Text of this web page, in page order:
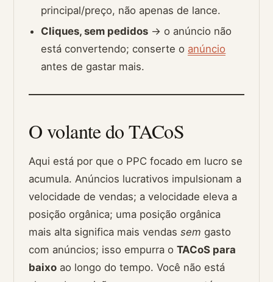
principal/preço, não apenas de lance.
Cliques, sem pedidos → o anúncio não
está convertendo; conserte o anúncio
antes de gastar mais.
O volante do TACoS
Aqui está por que o PPC focado em lucro se
acumula. Anúncios lucrativos impulsionam a
velocidade de vendas; a velocidade eleva a
posição orgânica; uma posição orgânica
mais alta significa mais vendassem gasto
com anúncios; isso empurra oTACoS para
baixo ao longo do tempo. Você não está